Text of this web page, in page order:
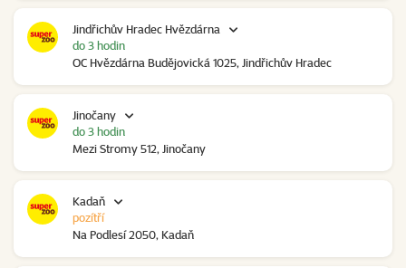
Jindřichův Hradec Hvězdárna
OC Hvězdárna Budějovická 1025, Jindřichův Hradec
do 3 hodin
Jinočany
Mezi Stromy 512, Jinočany
do 3 hodin
Kadaň
Na Podlesí 2050, Kadaň
pozítří